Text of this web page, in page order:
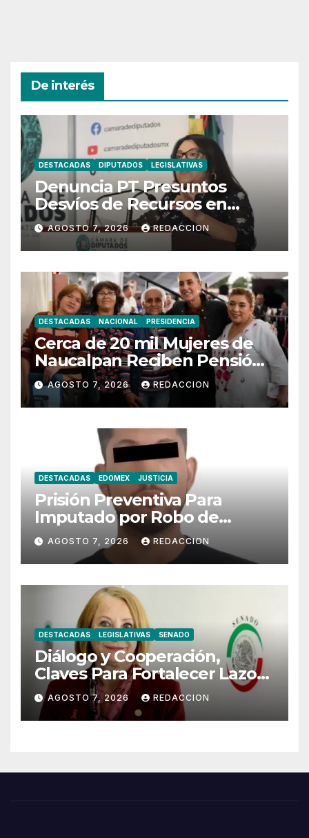
De interés
DESTACADAS DIPUTADOS LEGISLATIVAS
Denuncia PT Presuntos
Desvíos de Recursos en
Municipios de Oaxaca
AGOSTO 7, 2026 REDACCION
DESTACADAS NACIONAL PRESIDENCIA
Cerca de 20 mil Mujeres de
Naucalpan Reciben Pensión
Mujeres Bienestar
AGOSTO 7, 2026 REDACCION
DESTACADAS EDOMEX JUSTICIA
Prisión Preventiva Para
Imputado por Robo de
Motoneta en Chimalhuacán
AGOSTO 7, 2026 REDACCION
DESTACADAS LEGISLATIVAS SENADO
Diálogo y Cooperación,
Claves Para Fortalecer Lazos
Entre México y Perú
AGOSTO 7, 2026 REDACCION